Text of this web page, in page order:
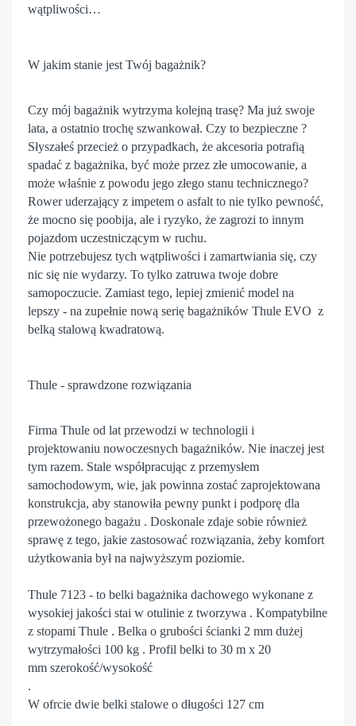
wątpliwości…
W jakim stanie jest Twój bagażnik?
Czy mój bagażnik wytrzyma kolejną trasę? Ma już swoje
lata, a ostatnio trochę szwankował. Czy to bezpieczne ?
Słyszałeś przecież o przypadkach, że akcesoria potrafią
spadać z bagażnika, być może przez złe umocowanie, a
może właśnie z powodu jego złego stanu technicznego?
Rower uderzający z impetem o asfalt to nie tylko pewność,
że mocno się poobija, ale i ryzyko, że zagrozi to innym
pojazdom uczestniczącym w ruchu.
Nie potrzebujesz tych wątpliwości i zamartwiania się, czy
nic się nie wydarzy. To tylko zatruwa twoje dobre
samopoczucie. Zamiast tego, lepiej zmienić model na
lepszy - na zupełnie nową serię bagażników Thule EVO z
belką stalową kwadratową.
Thule - sprawdzone rozwiązania
Firma Thule od lat przewodzi w technologii i
projektowaniu nowoczesnych bagażników. Nie inaczej jest
tym razem. Stale współpracując z przemysłem
samochodowym, wie, jak powinna zostać zaprojektowana
konstrukcja, aby stanowiła pewny punkt i podporę dla
przewożonego bagażu . Doskonale zdaje sobie również
sprawę z tego, jakie zastosować rozwiązania, żeby komfort
użytkowania był na najwyższym poziomie.
Thule 7123 - to belki bagażnika dachowego wykonane z
wysokiej jakości stai w otulinie z tworzywa . Kompatybilne
z stopami Thule . Belka o grubości ścianki 2 mm dużej
wytrzymałości 100 kg . Profil belki to 30 m x 20
mm szerokość/wysokość
.
W ofrcie dwie belki stalowe o długości 127 cm